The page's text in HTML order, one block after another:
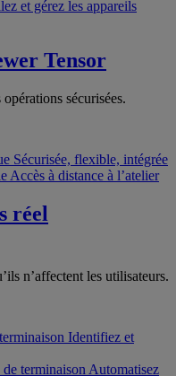
et gérez les appareils
Tensor
sécurisées.
Sécurisée, flexible, intégrée
Accès à distance à l’atelier
réel
n’affectent les utilisateurs.
Identifiez et
terminaison Automatisez